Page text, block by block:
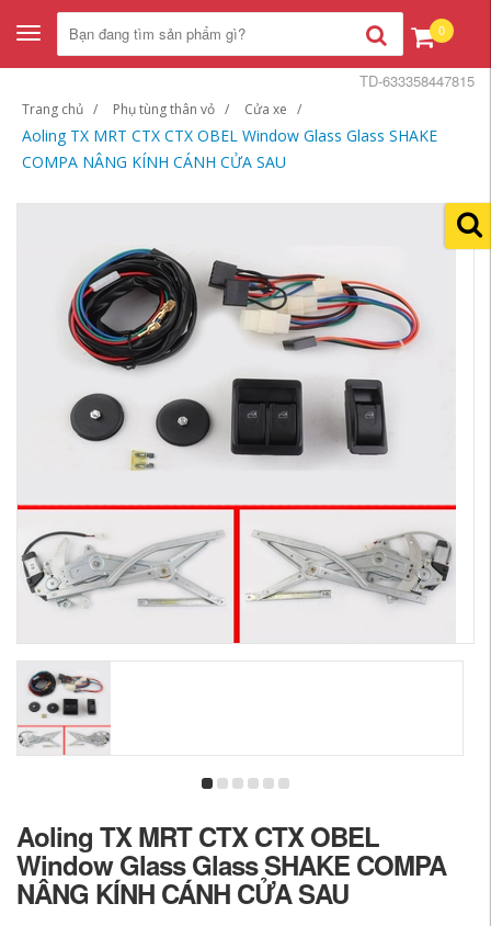
Toggle
navigation
0
Trang chủ Phụ tùng thân vỏ Cửa xe
Aoling TX MRT CTX CTX OBEL Window Glass Glass SHAKE
COMPA NÂNG KÍNH CÁNH CỬA SAU
TD-633358447815
Aoling TX MRT CTX CTX OBEL
Window Glass Glass SHAKE COMPA
NÂNG KÍNH CÁNH CỬA SAU